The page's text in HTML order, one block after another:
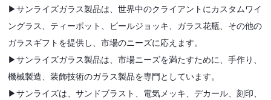
▶サンライズガラス製品は、世界中のクライアントにカスタムワイ
ングラス、ティーポット、ビールジョッキ、ガラス花瓶、その他の
ガラスギフトを提供し、市場のニーズに応えます。
▶サンライズガラス製品は、市場ニーズを満たすために、手作り、
機械製造、装飾技術のガラス製品を専門としています。
▶サンライズは、サンドブラスト、電気メッキ、デカール、刻印、